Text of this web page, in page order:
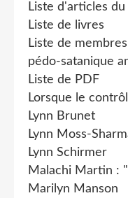
Liste d'articles
Liste de livres
Liste de
pédo-satanique
Liste de PDF
Lorsque le
Lynn Brunet
Lynn Moss-
Lynn Schirmer
Malachi Martin :
Marilyn Manson